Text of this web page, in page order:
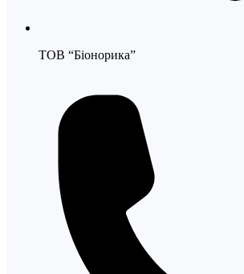
ТОВ “Біонорика”